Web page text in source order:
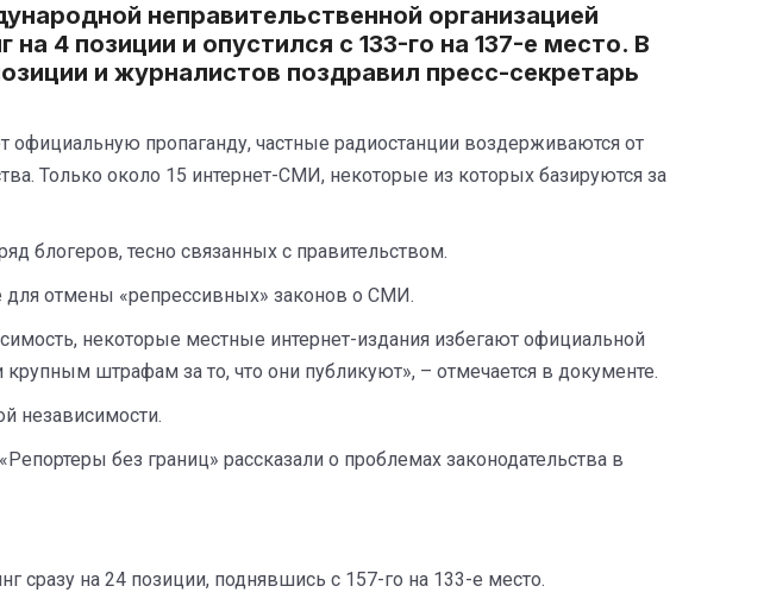
неправительственной организацией
4 позиции и опустился с 133-го на 137-е место. В
и журналистов поздравил пресс-секретарь
официальную пропаганду, частные радиостанции воздерживаются от
Только около 15 интернет-СМИ, некоторые из которых базируются за
блогеров, тесно связанных с правительством.
отмены «репрессивных» законов о СМИ.
некоторые местные интернет-издания избегают официальной
штрафам за то, что они публикуют», – отмечается в документе.
независимости.
без границ» рассказали о проблемах законодательства в
сразу на 24 позиции, поднявшись с 157-го на 133-е место.